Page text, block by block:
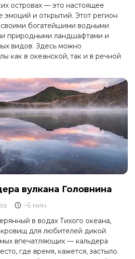
островах — это настоящее
эмоций и открытий. Этот регион
богатейшими водными
природными ландшафтами и
видов. Здесь можно
как в океанской, так и в речной
тишиной и спокойствием
вулкана Головнина
~6 мин.
в водах Тихого океана,
для любителей дикой
впечатляющих — кальдера
где время, кажется, застыло.